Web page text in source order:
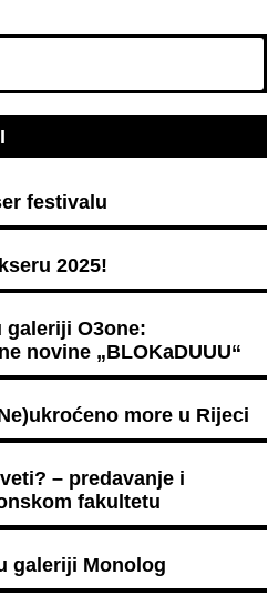
festivalu
2025!
galeriji O3one:
novine „BLOKaDUUU“
more u Rijeci
– predavanje i
fakultetu
galeriji Monolog